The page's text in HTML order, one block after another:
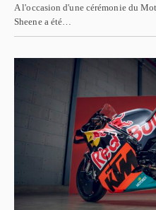
A l'occasion d'une cérémonie du
Sheene a été…